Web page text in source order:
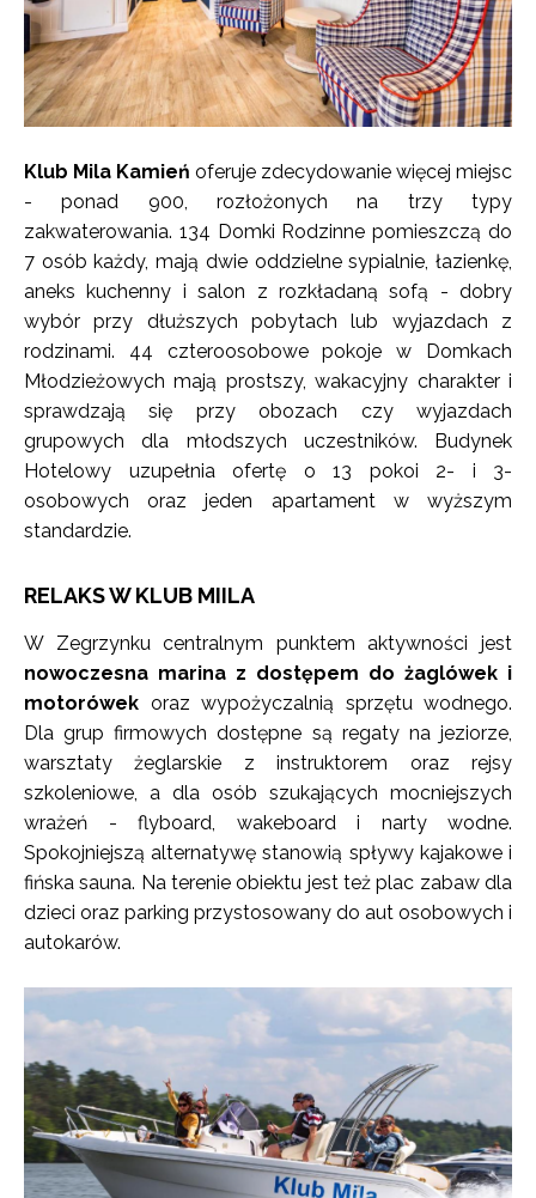
Klub Mila Kamień oferuje zdecydowanie więcej miejsc
- ponad 900, rozłożonych na trzy typy
zakwaterowania. 134 Domki Rodzinne pomieszczą do
7 osób każdy, mają dwie oddzielne sypialnie, łazienkę,
aneks kuchenny i salon z rozkładaną sofą - dobry
wybór przy dłuższych pobytach lub wyjazdach z
rodzinami. 44 czteroosobowe pokoje w Domkach
Młodzieżowych mają prostszy, wakacyjny charakter i
sprawdzają się przy obozach czy wyjazdach
grupowych dla młodszych uczestników. Budynek
Hotelowy uzupełnia ofertę o 13 pokoi 2- i 3-
osobowych oraz jeden apartament w wyższym
standardzie.
RELAKS W KLUB MIILA
W Zegrzynku centralnym punktem aktywności jest
nowoczesna marina z dostępem do żaglówek i
motorówek oraz wypożyczalnią sprzętu wodnego.
Dla grup firmowych dostępne są regaty na jeziorze,
warsztaty żeglarskie z instruktorem oraz rejsy
szkoleniowe, a dla osób szukających mocniejszych
wrażeń - flyboard, wakeboard i narty wodne.
Spokojniejszą alternatywę stanowią spływy kajakowe i
fińska sauna. Na terenie obiektu jest też plac zabaw dla
dzieci oraz parking przystosowany do aut osobowych i
autokarów.